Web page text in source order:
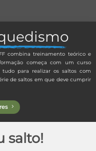
combina treinamento teórico e
começa com um curso
para realizar os saltos com
de saltos em que deve cumprir
salto!